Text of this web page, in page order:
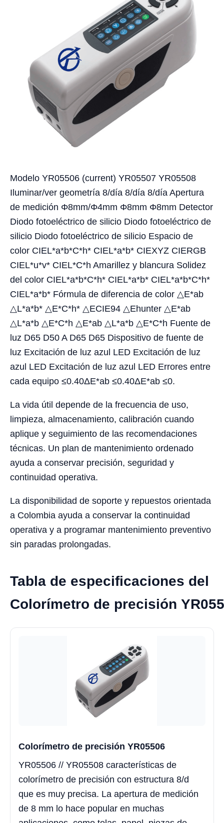
Modelo YR05506 (current) YR05507 YR05508
Iluminar/ver geometría 8/día 8/día 8/día Apertura
de medición Φ8mm/Φ4mm Φ8mm Φ8mm Detector
Diodo fotoeléctrico de silicio Diodo fotoeléctrico de
silicio Diodo fotoeléctrico de silicio Espacio de
color CIEL*a*b*C*h* CIEL*a*b* CIEXYZ CIERGB
CIEL*u*v* CIEL*C*h Amarillez y blancura Solidez
del color CIEL*a*b*C*h* CIEL*a*b* CIEL*a*b*C*h*
CIEL*a*b* Fórmula de diferencia de color △E*ab
△L*a*b* △E*C*h* △ECIE94 △Ehunter △E*ab
△L*a*b △E*C*h △E*ab △L*a*b △E*C*h Fuente de
luz D65 D50 A D65 D65 Dispositivo de fuente de
luz Excitación de luz azul LED Excitación de luz
azul LED Excitación de luz azul LED Errores entre
cada equipo ≤0.40ΔE*ab ≤0.40ΔE*ab ≤0.
La vida útil depende de la frecuencia de uso,
limpieza, almacenamiento, calibración cuando
aplique y seguimiento de las recomendaciones
técnicas. Un plan de mantenimiento ordenado
ayuda a conservar precisión, seguridad y
continuidad operativa.
La disponibilidad de soporte y repuestos orientada
a Colombia ayuda a conservar la continuidad
operativa y a programar mantenimiento preventivo
sin paradas prolongadas.
Tabla de especificaciones del
Colorímetro de precisión
Colorímetro de precisión YR05506
YR05506 // YR05508 características de
colorímetro de precisión con estructura 8/d
que es muy precisa. La apertura de medición
de 8 mm lo hace popular en muchas